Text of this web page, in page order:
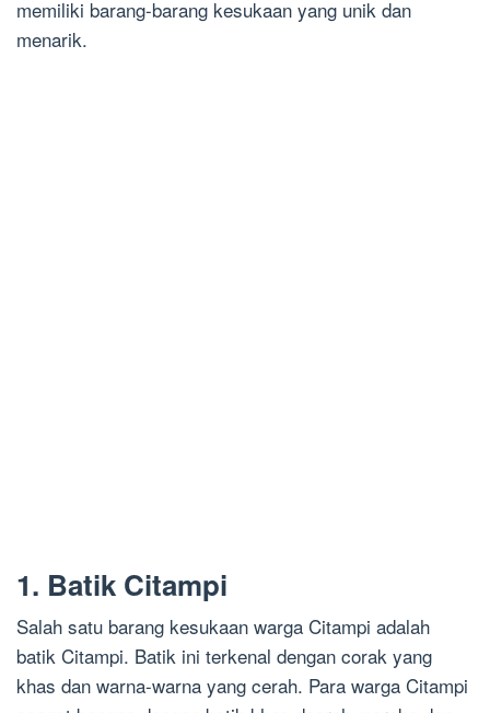
memiliki barang-barang kesukaan yang unik dan
menarik.
1. Batik Citampi
Salah satu barang kesukaan warga Citampi adalah
batik Citampi. Batik ini terkenal dengan corak yang
khas dan warna-warna yang cerah. Para warga Citampi